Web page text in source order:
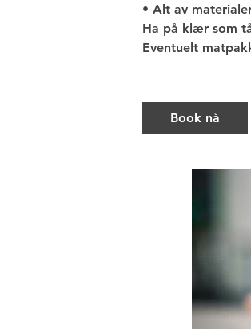
• Alt av
Ha på klær som
Eventuelt
Book nå